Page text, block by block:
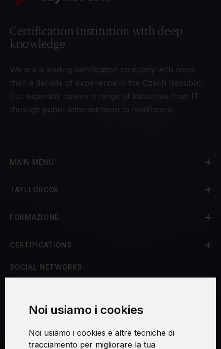
Noi usiamo i cookies
Noi usiamo i cookies e altre tecniche di
tracciamento per migliorare la tua
Certification institution with deep
knowledge
We are a leading certification company with more
than a decade of experience in the Czech Republic.
Our expertise covers a range of industries from IT
through public administration to healthcare.
MAIN MENU
TAYLLORCOX
FORMAZIONE
CERTIFICATIONS
SOCIAL NETWORKS
Procedura di reclamo
Consenso al trattamento dei dati personali